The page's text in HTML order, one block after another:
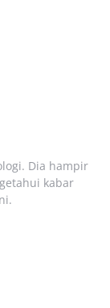
Dia hampir
kabar